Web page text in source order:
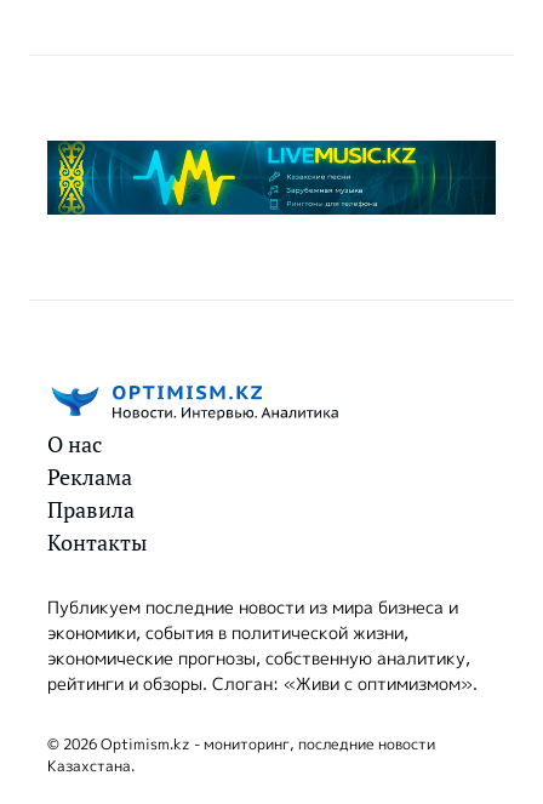
О нас
Реклама
Правила
Контакты
Публикуем последние новости из мира бизнеса и
экономики, события в политической жизни,
экономические прогнозы, собственную аналитику,
рейтинги и обзоры. Слоган: «Живи с оптимизмом».
© 2026 Optimism.kz - мониторинг, последние новости
Казахстана.